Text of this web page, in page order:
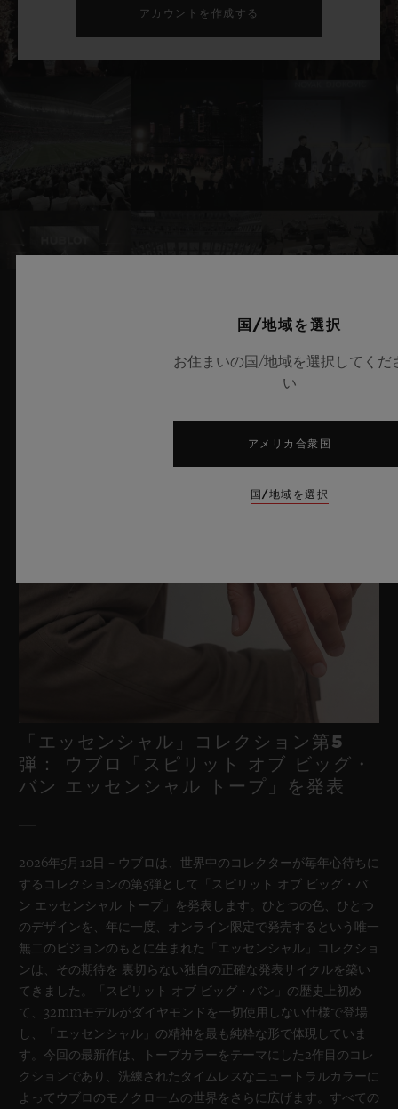
アカウントを作成する
「エッセンシャル」コレクション第5
弾： ウブロ「スピリット オブ ビッグ・
バン エッセンシャル トープ」を発表
2026年5月12日 – ウブロは、世界中のコレクターが毎年心待ちに
するコレクションの第5弾として「スピリット オブ ビッグ・バ
ン エッセンシャル トープ」を発表します。ひとつの色、ひとつ
のデザインを、年に一度、オンライン限定で発売するという唯一
無二のビジョンのもとに生まれた「エッセンシャル」コレクショ
ンは、その期待を 裏切らない独自の正確な発表サイクルを築い
てきました。「スピリット オブ ビッグ・バン」の歴史上初め
て、32mmモデルがダイヤモンドを一切使用しない仕様で登場
し、「エッセンシャル」の精神を最も純粋な形で体現していま
す。今回の最新作は、トープカラーをテーマにした2作目のコレ
クションであり、洗練されたタイムレスなニュートラルカラーに
よってウブロのモノクロームの世界をさらに広げます。すべての
国/地域を選択
お住まいの国/地域を選択してくだ
い
アメリカ合衆国
国/地域を選択